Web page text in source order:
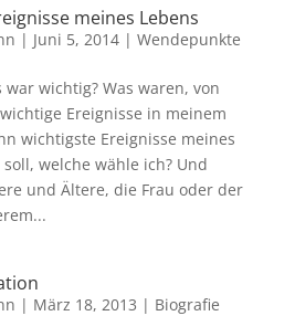
meines Lebens
| Juni 5, 2014| Wendepunkte
war wichtig? Was waren, von
Ereignisse in meinem
wichtigste Ereignisse meines
welche wähle ich? Und
und Ältere, die Frau oder der
| März 18, 2013 | Biografie